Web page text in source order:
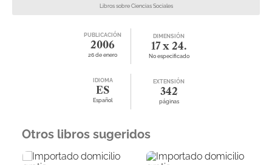
Libros sobre Ciencias Sociales
PUBLICACIÓN
2006
26 de enero
DIMENSIÓN
17 x 24.
No especificado
IDIOMA
ES
Español
EXTENSIÓN
342
páginas
Otros libros sugeridos